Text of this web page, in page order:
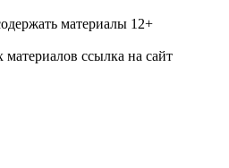
материалы 12+
ссылка на сайт